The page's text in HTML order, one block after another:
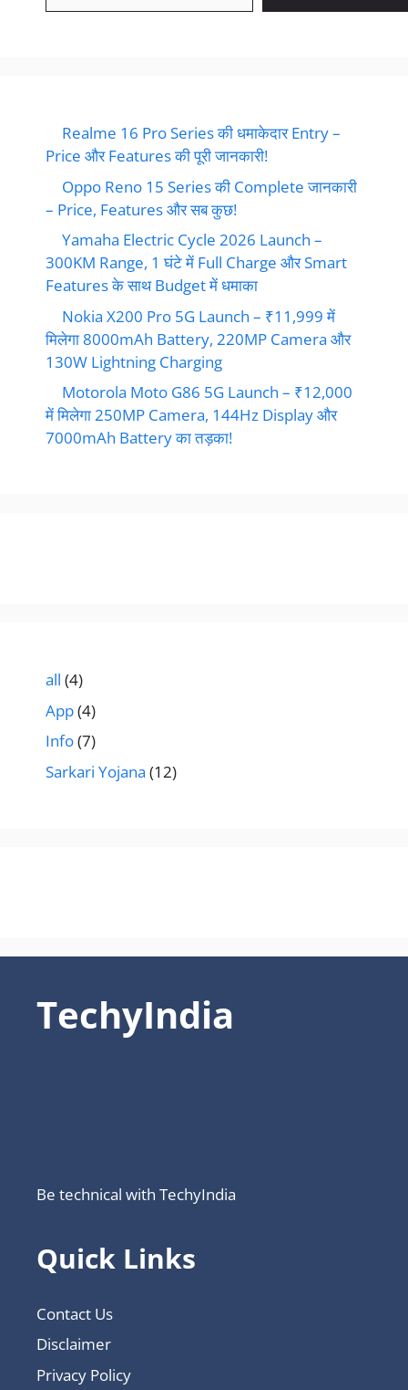
Realme 16 Pro Series की धमाकेदार Entry –
Price और Features की पूरी जानकारी!
Oppo Reno 15 Series की Complete जानकारी
– Price, Features और सब कुछ!
Yamaha Electric Cycle 2026 Launch –
300KM Range, 1 घंटे में Full Charge और Smart
Features के साथ Budget में धमाका
Nokia X200 Pro 5G Launch – ₹11,999 में
मिलेगा 8000mAh Battery, 220MP Camera और
130W Lightning Charging
Motorola Moto G86 5G Launch – ₹12,000
में मिलेगा 250MP Camera, 144Hz Display और
7000mAh Battery का तड़का!
all (4)
App(4)
Info(7)
Sarkari Yojana (12)
TechyIndia
Be technical with TechyIndia
Quick Links
Contact Us
Disclaimer
Privacy Policy